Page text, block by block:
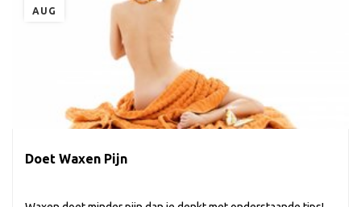
AUG
Doet Waxen Pijn